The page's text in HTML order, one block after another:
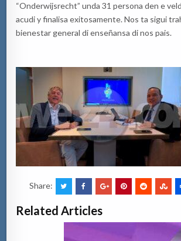
“Onderwijsrecht” unda 31 personaden e
acudiy finalisa exitosamente.Nosta sigui
bienestar general di enseñansadi nos pais.
Share:
Related Articles